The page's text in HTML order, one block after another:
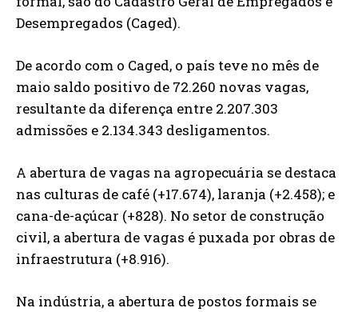
Desempregados (Caged).
De acordo com o Caged, o país teve no mês de
maio saldo positivo de 72.260 novas vagas,
resultante da diferença entre 2.207.303
admissões e 2.134.343 desligamentos.
A abertura de vagas na agropecuária se destaca
nas culturas de café (+17.674), laranja (+2.458); e
cana-de-açúcar (+828). No setor de construção
civil, a abertura de vagas é puxada por obras de
infraestrutura (+8.916).
Na indústria, a abertura de postos formais se